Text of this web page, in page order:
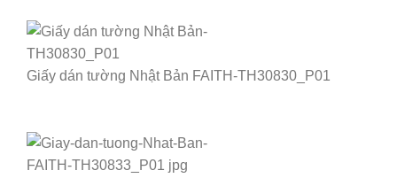
Giấy dán tường Nhật Bản FAITH-TH30830_P01